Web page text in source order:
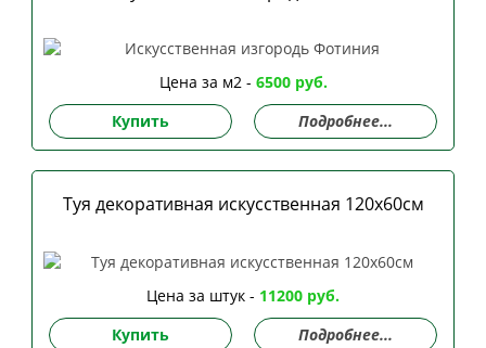
Цена за м2 - 6500 руб.
Купить
Подробнее...
Туя декоративная искусственная 120х60см
Цена за штук - 11200 руб.
Купить
Подробнее...